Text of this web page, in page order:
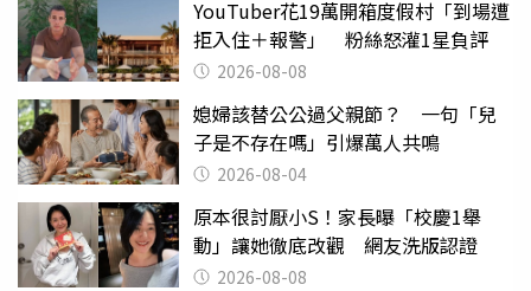
YouTuber花19萬開箱度假村「到場遭
拒入住＋報警」 粉絲怒灌1星負評
2026-08-08
媳婦該替公公過父親節？ 一句「兒
子是不存在嗎」引爆萬人共鳴
2026-08-04
原本很討厭小S！家長曝「校慶1舉
動」讓她徹底改觀 網友洗版認證
2026-08-08